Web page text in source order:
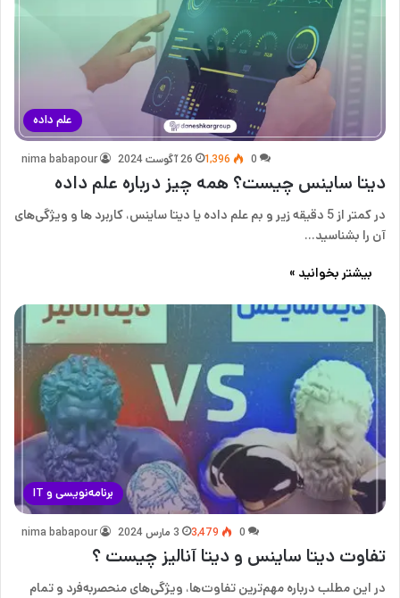
علم داده
nima babapour 26 آگوست 2024 0
1,396
دیتا ساینس چیست؟ همه چیز درباره علم داده
در کمتر از 5 دقیقه زیر و بم علم داده یا دیتا ساینس، کاربرد ها و ویژگی‌های
آن را بشناسید…
بیشتر بخوانید »
برنامه‌نویسی و IT
nima babapour 3 مارس 2024 0
3,479
تفاوت دیتا ساینس و دیتا آنالیز چیست ؟
در این مطلب درباره مهم‌ترین تفاوت‌ها، ویژگی‌های منحصر‌به‌فرد و تمام